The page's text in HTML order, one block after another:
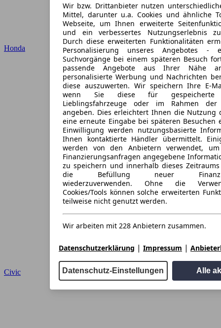
Honda
Civic
Wir bzw. Drittanbieter nutzen
Mittel, darunter u.a. Cookies und ähnliche
Webseite, um Ihnen erweiterte
und ein verbessertes Nutzungserlebnis
Durch diese erweiterten Funktionalitäten
Personalisierung unseres Angebotes
Suchvorgänge bei einem späteren Besuch
passende Angebote aus Ihrer Nähe
personalisierte Werbung und Nachrichten
diese auszuwerten. Wir speichern Ihre E-
wenn Sie diese für gespeicherte
Lieblingsfahrzeuge oder im Rahmen der
angeben. Dies erleichtert Ihnen die Nutzung
eine erneute Eingabe bei späteren
Einwilligung werden nutzungsbasierte
Ihnen kontaktierte Händler übermittelt.
werden von den Anbietern verwendet,
Finanzierungsanfragen angegebene
zu speichern und innerhalb dieses
die Befüllung neuer
wiederzuverwenden. Ohne die
Cookies/Tools können solche erweiterten
teilweise nicht genutzt werden.
Wir arbeiten mit 228 Anbietern zusammen.
Datenschutzerklärung | Impressum |
Datenschutz-Einstellungen Alle